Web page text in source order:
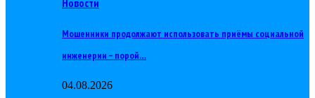
Мошенники продолжают использовать приёмы социальной
инженерии – порой…
04.08.2026